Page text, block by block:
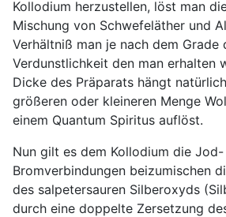
Kollodium herzustellen, löst man
Mischung von Schwefeläther und
Verhältniß man je nach dem
Verdunstlichkeit den man erhalten
Dicke des Präparats hängt
größeren oder kleineren Menge
einem Quantum Spiritus auflöst.
Nun gilt es dem Kollodium die Jod-
Bromverbindungen beizumischen
des salpetersauren Silberoxyds
durch eine doppelte Zersetzung